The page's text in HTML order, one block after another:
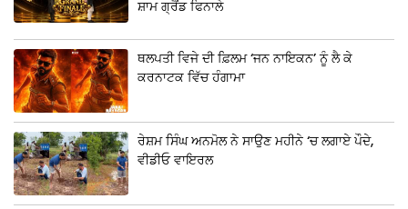
ਸ਼ਾਮ ਗ੍ਰੈਂਡ ਫਿਨਾਲੇ
ਥਲਪਤੀ ਵਿਜੇ ਦੀ ਫ਼ਿਲਮ ‘ਜਨ ਨਾਇਕਨ’ ਨੂੰ ਲੈ ਕੇ
ਕਰਨਾਟਕ ਵਿੱਚ ਹੰਗਾਮਾ
ਰੇਸ਼ਮ ਸਿੰਘ ਅਨਮੋਲ ਨੇ ਸਾਉਣ ਮਹੀਨੇ ‘ਚ ਲਗਾਏ ਪੌਦੇ,
ਵੀਡੀਓ ਵਾਇਰਲ